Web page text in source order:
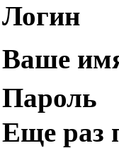
Логин
Ваше
Пароль
Еще раз